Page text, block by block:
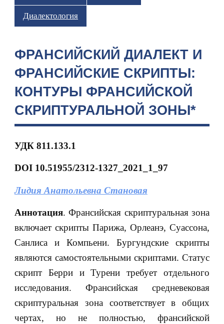
Диалектология
ФРАНСИЙСКИЙ ДИАЛЕКТ И
ФРАНСИЙСКИЕ СКРИПТЫ:
КОНТУРЫ ФРАНСИЙСКОЙ
СКРИПТУРАЛЬНОЙ ЗОНЫ*
УДК 811.133.1
DOI 10.51955/2312-1327_2021_1_97
Лидия Анатольевна Становая
Аннотация. Франсийская скриптуральная зона
включает скрипты Парижа, Орлеанэ, Суассона,
Санлиса и Компьени. Бургундские скрипты
являются самостоятельными скриптами. Статус
скрипт Берри и Турени требует отдельного
исследования. Франсийская средневековая
скриптуральная зона соответствует в общих
чертах, но не полностью, франсийской